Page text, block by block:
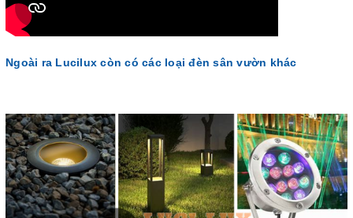
Ngoài ra Lucilux còn có các loại đèn sân vườn khác